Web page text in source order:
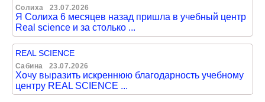
Солиха 23.07.2026
Я Солиха 6 месяцев назад пришла в учебный центр
Real science и за столько ...
REAL SCIENCE
Сабина 23.07.2026
Хочу выразить искреннюю благодарность учебному
центру REAL SCIENCE ...